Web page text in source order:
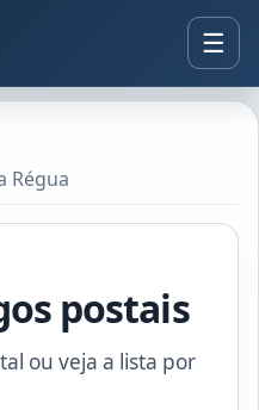
Régua
postais
ou veja a lista por